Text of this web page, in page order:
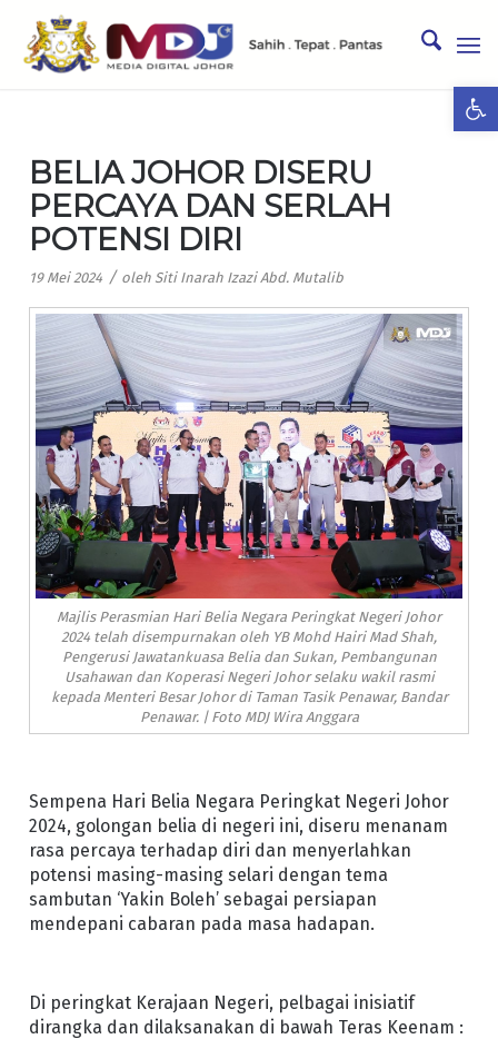
BELIA JOHOR DISERU
PERCAYA DAN SERLAH
POTENSI DIRI
19 Mei 2024 / oleh Siti Inarah Izazi Abd. Mutalib
Majlis Perasmian Hari Belia Negara Peringkat Negeri Johor
2024 telah disempurnakan oleh YB Mohd Hairi Mad Shah,
Pengerusi Jawatankuasa Belia dan Sukan, Pembangunan
Usahawan dan Koperasi Negeri Johor selaku wakil rasmi
kepada Menteri Besar Johor di Taman Tasik Penawar, Bandar
Penawar. | Foto MDJ Wira Anggara
Sempena Hari Belia Negara Peringkat Negeri Johor
2024, golongan belia di negeri ini, diseru menanam
rasa percaya terhadap diri dan menyerlahkan
potensi masing-masing selari dengan tema
sambutan ‘Yakin Boleh’ sebagai persiapan
mendepani cabaran pada masa hadapan.
Di peringkat Kerajaan Negeri, pelbagai inisiatif
dirangka dan dilaksanakan di bawah Teras Keenam :